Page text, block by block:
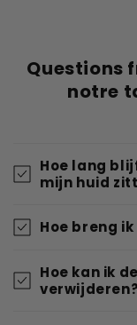
Questions
notre
Hoe lang
mijn huid
Hoe breng
Hoe kan ik
verwijderen?